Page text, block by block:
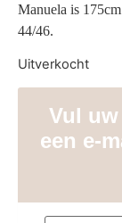
Manuela is
44/46.
Uitverkocht
Vul
een e-